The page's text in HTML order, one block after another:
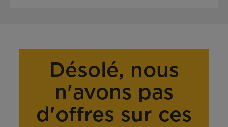
Désolé, nous
n'avons pas
d'offres sur ces